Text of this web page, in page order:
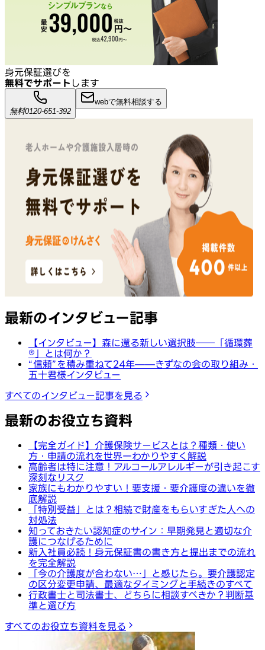
身元保証選びを
無料でサポート します
無料0120-651-392
webで無料相談する
最新のインタビュー記事
【インタビュー】森に還る新しい選択肢──「循環葬
®︎」とは何か？
“信頼”を積み重ねて24年——きずなの会の取り組み・
五十君様インタビュー
すべてのインタビュー記事を見る
最新のお役立ち資料
【完全ガイド】介護保険サービスとは？種類・使い
方・申請の流れを世界一わかりやすく解説
高齢者は特に注意！アルコールアレルギーが引き起こす
深刻なリスク
家族にもわかりやすい！要支援・要介護度の違いを徹
底解説
「特別受益」とは？相続で財産をもらいすぎた人への
対処法
知っておきたい認知症のサイン：早期発見と適切な介
護につなげるために
新入社員必読！身元保証書の書き方と提出までの流れ
を完全解説
「今の介護度が合わない…」と感じたら。要介護認定
の区分変更申請、最適なタイミングと手続きのすべて
行政書士と司法書士、どちらに相談すべきか？判断基
準と選び方
すべてのお役立ち資料を見る